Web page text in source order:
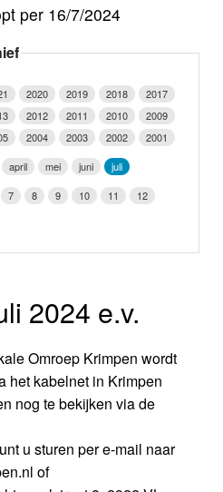
per 16/7/2024
2020 2019 2018
2017
2012 2011 2010
2009
2004 2003 2002
2001
april mei juni
juli
7 8 9 10 11
12
2024 e.v.
Omroep Krimpen wordt
het kabelnet in Krimpen
nog te bekijken via de
u sturen per e-mail naar
of